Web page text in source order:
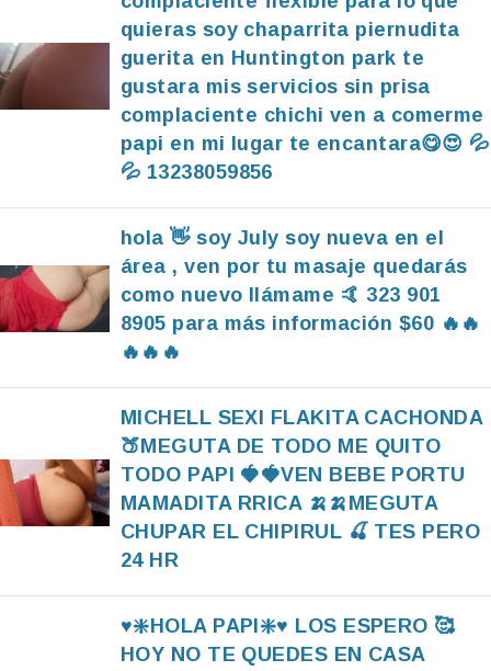
quieras soy chaparrita piernudita
guerita en Huntington park te
gustara mis servicios sin prisa
complaciente chichi ven a comerme
papi en mi lugar te encantara😋😍 💦
💦 13238059856
hola 👋 soy July soy nueva en el
área , ven por tu masaje quedarás
como nuevo llámame 🤙 323 901
8905 para más información $60 🔥🔥
🔥🔥🔥
MICHELL SEXI FLAKITA CACHONDA
🍑MEGUTA DE TODO ME QUITO
TODO PAPI 🍓🍓VEN BEBE PORTU
MAMADITA RRICA 🍌🍌MEGUTA
CHUPAR EL CHIPIRUL 🍒 TES PERO
24 HR
♥️❇️HOLA PAPI❇️♥️ LOS ESPERO 🥰
HOY NO TE QUEDES EN CASA